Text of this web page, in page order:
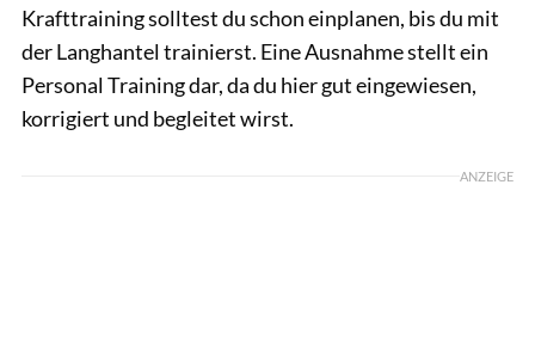
Krafttraining solltest du schon einplanen, bis du mit
der Langhantel trainierst. Eine Ausnahme stellt ein
Personal Training dar, da du hier gut eingewiesen,
korrigiert und begleitet wirst.
ANZEIGE